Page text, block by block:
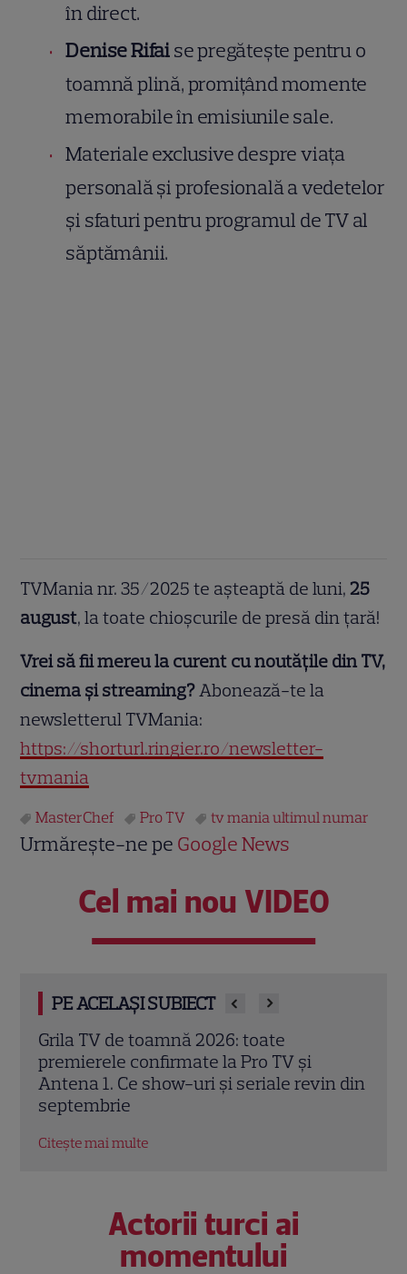
în direct.
Denise Rifaise pregătește pentru o
toamnă plină, promițând momente
memorabile în emisiunile sale.
Materiale exclusive despre viața
personală și profesională a vedetelor
și sfaturi pentru programul de TV al
săptămânii.
TVMania nr. 35/2025 te așteaptă de luni, 25
august, la toate chioșcurile de presă din țară!
Vrei să fii mereu la curent cu noutățile din TV,
cinema și streaming?Abonează-te la
newsletterul TVMania:
https://shorturl.ringier.ro/newsletter-
tvmania
MasterChef Pro TV tv mania ultimul numar
Urmărește-ne pe Google News
Cel mai nou VIDEO
PE ACELAȘI SUBIECT
Schimbare majoră la „Vocea României”.
Sezonul 14 introduce Butonul „A doua
șansă” și un avantaj pentru Pavel Bartoș
Actorii turci ai
momentului